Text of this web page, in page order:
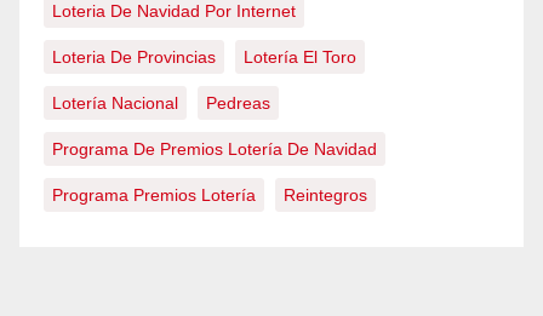
Loteria De Navidad Por Internet
Loteria De Provincias Lotería El Toro
Lotería Nacional Pedreas
Programa De Premios Lotería De Navidad
Programa Premios Lotería Reintegros